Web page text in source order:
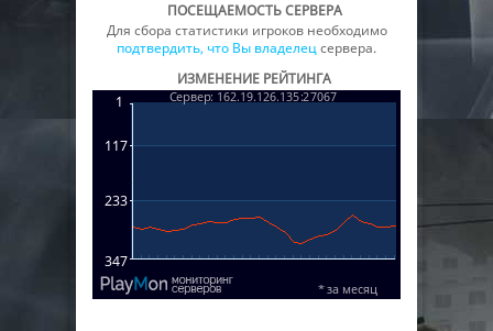
ПОСЕЩАЕМОСТЬ СЕРВЕРА
Для сбора статистики игроков необходимо
подтвердить, что Вы владелецсервера.
ИЗМЕНЕНИЕ РЕЙТИНГА